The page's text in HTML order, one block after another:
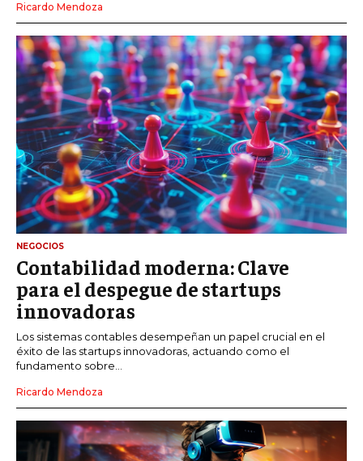
Ricardo Mendoza
NEGOCIOS
Contabilidad moderna: Clave
para el despegue de startups
innovadoras
Los sistemas contables desempeñan un papel crucial en el
éxito de las startups innovadoras, actuando como el
fundamento sobre...
Ricardo Mendoza